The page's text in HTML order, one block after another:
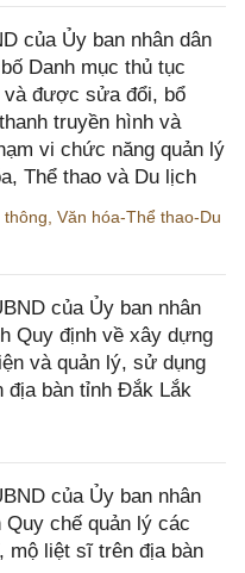
của Ủy ban nhân dân
Danh mục thủ tục
và được sửa đổi, bổ
truyền hình và
vi chức năng quản lý
Thể thao và Du lịch
thông Văn hóa-Thể thao-Du
của Ủy ban nhân
Quy định về xây dựng
và quản lý, sử dụng
địa bàn tỉnh Đắk Lắk
của Ủy ban nhân
Quy chế quản lý các
mộ liệt sĩ trên địa bàn